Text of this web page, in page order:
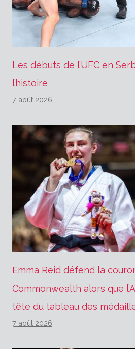
Les débuts de l’UFC en
l’histoire
7 août 2026
Emma Reid défend la
Commonwealth alors que
tête du tableau des
7 août 2026